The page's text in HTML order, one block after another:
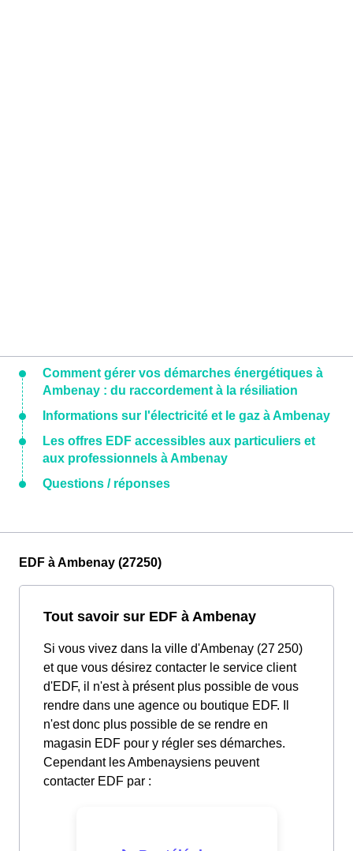
Comment gérer vos démarches énergétiques à
Ambenay : du raccordement à la résiliation
Informations sur l'électricité et le gaz à Ambenay
Les offres EDF accessibles aux particuliers et
aux professionnels à Ambenay
Questions / réponses
EDF à Ambenay (27250)
Tout savoir sur EDF à Ambenay
Si vous vivez dans la ville d'Ambenay (27 250)
et que vous désirez contacter le service client
d'EDF, il n'est à présent plus possible de vous
rendre dans une agence ou boutique EDF. Il
n'est donc plus possible de se rendre en
magasin EDF pour y régler ses démarches.
Cependant les Ambenaysiens peuvent
contacter EDF par :